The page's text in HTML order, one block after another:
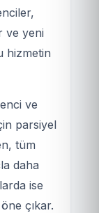
ve yeni
hizmetin
ve
parsiyel
tüm
daha
ise
çıkar.